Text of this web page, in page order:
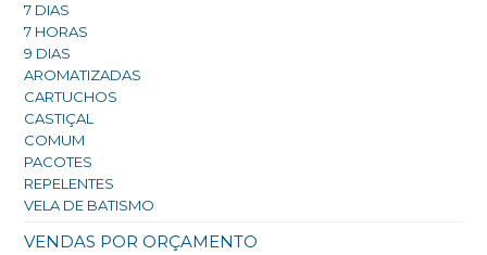
7 DIAS
7 HORAS
9 DIAS
AROMATIZADAS
CARTUCHOS
CASTIÇAL
COMUM
PACOTES
REPELENTES
VELA DE BATISMO
VENDAS POR ORÇAMENTO